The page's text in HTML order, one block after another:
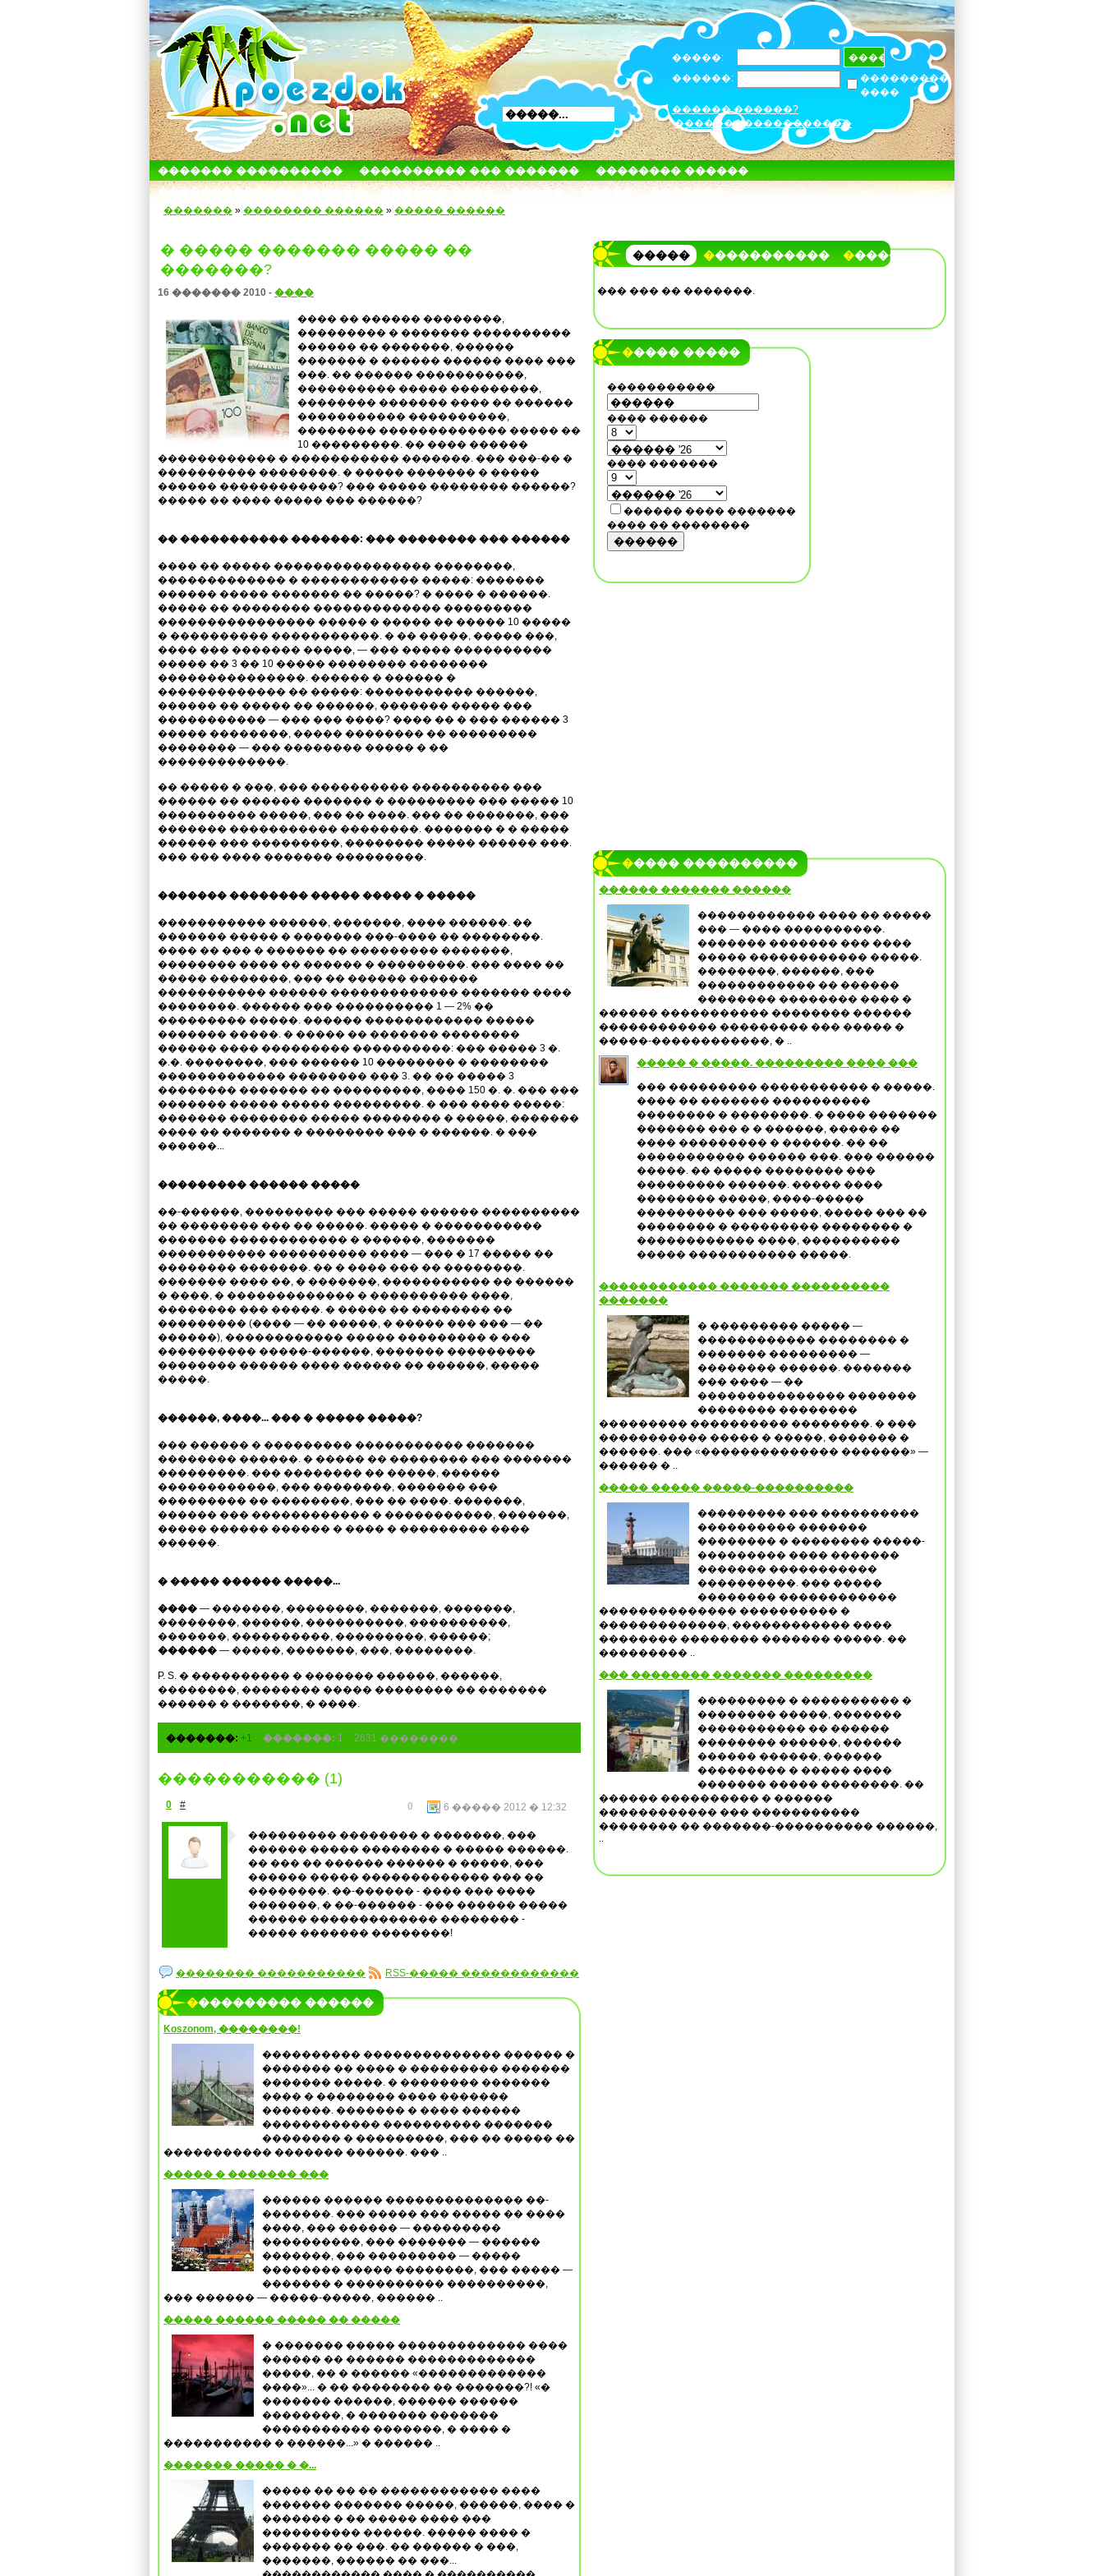
�����:
������:
���������
����
������ ������?
������������������
������� ���������� ���������� ��� �������
�������� ������
������������� ������
����� � ���� ����� ����� �������
������� » �������� ������ » ����� ������
� ����� ������� ����� ��
�������?
16 ������� 2010 - ����
���� �� ������ ��������,
��������� � ������� ����������
������ �� �������, ������
������� � ������ ������ ���� ���
���. �� ������ �����������,
���������� ����� ���������,
�������� ������� ���� �� ������
����������� ����������,
�������� ������������� ����� ��
10 ���������. �� ���� ������
������������ � ����������� �������. ��� ���-�� �
���������� ��������. � ����� ������� � �����
������ ������������? ��� ����� �������� ������?
����� �� ���� ����� ��� ������?
�� ����������� �������: ��� �������� ��� ������
���� �� ����� ���������������� ��������,
������������� � ������������ �����: �������
������ ����� ������� �� �����? � ���� � ������.
����� �� �������� ������������� ���������
���������������� ����� � ����� �� ����� 10 �����
� ���������� �����������. � �� �����, ����� ���,
���� ��� ������� �����, — ��� ����� ����������
����� �� 3 �� 10 ����� �������� ��������
���������������. ������ � ������ �
������������� �� �����: ����������� ������,
������ �� ����� �� ������, ������� ����� ���
����������� — ��� ��� ����? ���� �� � ��� ������ 3
����� ��������, ����� �������� �� ���������
�������� — ��� �������� ����� � ��
�������������.
�� ����� � ���, ��� ���������� ���������� ���
������ �� ������ ������� � ��������� ��� ����� 10
���������� �����, ��� �� ����. ��� �� �������, ���
������� ����������� ��������. ������� � � �����
������ ��� ���������, �������� ����� ������ ���.
��� ��� ���� ������� ���������.
������� �������� ����� ����� � �����
����������� ������, �������, ���� ������. ��
������� ����� � ������� ���-���� �� ��������.
���� �� ��� � ������ �� ��������� �������,
�������� ���� �� ������ � ���������. ��� ���� ��
����� ��������, ��� �� ������ �������
����������� ������ ������������� ������� ����
��������. ������ ��� ���������� 1 — 2% ��
��������� �����. ������ ������������ �����
������� �����. � ����� �� ������� ��������
������ ���� ��������� ����������: ��� ����� 3 �.
�.�. ��������, ��� ������ 10 �������� � ��������
������������� �������� ��� 3. �� �� ����� 3
�������� ������� �� ���������, ���� 150 �. �. ��� ���
������� ����� ����� ���������. � ��� ���� �����:
������� �������� ����� �������� � �����, �������
���� �� ������� � �������� ��� � ������. � ���
������...
��������� ������ �����
��-������, ��������� ��� ����� ������ ����������
�� �������� ��� �� �����. ����� � �����������
������� ������������ � ������, �������
����������� ���������� ���� — ��� � 17 ����� ��
�������� �������. �� � ���� ��� �� ��������.
������� ���� ��, � �������, ����������� �� ������
� ����, � ������������� � ���������� ����,
�������� ��� �����. � ����� �� �������� ��
��������� (���� — �� �����, � ����� ��� ��� — ��
������), ������������ ����� ��������� � ���
���������� �����-������, ������� ���������
�������� ������ ���� ������ �� ������, �����
�����.
������, ����... ��� � ����� �����?
��� ������ � ��������� ����������� �������
�������� ������. � ����� �� �������� ��� �������
���������. ��� �������� �� �����, ������
������������, ��� ��������, ������� ���
��������� �� ��������, ��� �� ����. �������,
������ ��� ������������ � �����������, �������,
����� ������ ������ � ���� � ��������� ����
������.
� ����� ������ �����...
���� — �������, ��������, �������, �������,
��������, ������, ����������, ����������,
�������, ����������, ���������, ������;
������ — �����, �������, ���, ��������.
P. S. � ���������� � ������� ������, ������,
��������, �������� ����� �������� �� �������
������ � �������, � ����.
�������: +1 �������: 1 2631 ��������
����������� (1)
0 # 6 ����� 2012 � 12:32
0
��������� �������� � �������, ���
������ ����� �������� � ����� ������.
�� ��� �� ������ ������ � �����, ���
������ ����� ������������� ��� ��
��������. ��-������ - ���� ��� ����
�������, � ��-������ - ��� ������ �����
������ ������������� �������� -
����� ������� ��������!
�������� ����������� RSS-����� ������������
���������� ������
Koszonom, ��������!
���������� �������������� ������ �
������� �� ���� � ��������� �������
������� �����. � �������� �������
���� � �������� ���� �������
�������. ������� � ���� ������
������������ ���������� �������
�������� � ���������, ��� �� ����� ��
����������� ������� ������. ��� ..
����� � ������� ���
������ ������ �������������� ��-
�������. ��� ����� ��� ����� �� ����
����, ��� ������ — ���������
����������, ��� ������� — ������
�������, ��� ��������� — �����
�������� ����� ��������, ��� ����� —
������� � ���������� ����������,
��� ������ — �����-�����, ������ ..
����� ������ ����� �� �����
� ������� ����� ������������� ����
������ �� ������ �������������
�����, �� � ������ «�������������
����»... � �� �������� �� �������?! «�
������� ������, ������ ������
��������, � ������� �������
����������� �������, � ���� �
����������� � ������...» � ������ ..
������� ����� � �...
����� �� �� �� ������������ ����
������� ������� �����, ������, ���� �
������� � �� ����� ���� ���
���������� ������. ����� ���� �
������� �� ���. �� ������ � ���,
�������, ������ �� ���...
����� ����������� �����
��� ��� �� �������.
����� �����
�����������
���� ������
���� �������
������ ���� �������
���� �� ��������
������
����� ����������
������ ������� ������
������������ ���� �� �����
��� — ���� ����������.
������� ������� ��� ����
����� ������������ �����.
��������, ������, ���
������������ �� ������
�������� �������� ���� �
������ ����������� �������� ������
������������ ��������� ��� ����� �
�����-������������, � ..
����� � �����. ��������� ���� ���
��� ��������� ����������� � �����.
���� �� ������� ����������
�������� � ��������. � ���� �������
������� ��� � � ������, ����� ��
���� ��������� � ������. �� ��
����������� ������ ���. ��� ������
�����. �� ����� �������� ���
��������� ������. ����� ����
�������� �����, ����-�����
���������� ��� �����, ����� ��� ��
�������� � ��������� �������� �
������������ ����, ����������
����� ����������� �����.
������������ ������� ����������
�������
� ��������� ����� —
������������ �������� �
������� ��������� —
�������� ������. �������
��� ���� — ��
��������������� �������
�������� ��������
��������� ���������� ��������. � ���
����������� ����� � �����, ������� �
������. ��� «�������������� �������» —
������ � ..
����� ����� �����-����������
��������� ��� ����������
���������� �������
�������� � �������� �����-
��������� ���� �������
������� �����������
����������. ��� �����
�������� ������������
�������������� ���������� �
�������������, ������������ ����
�������� �������� ������� �����. ��
��������� ..
��� �������� ������� ���������
��������� � ���������� �
�������� �����, �������
����������� �� ������
�������� ������, ������
������ ������, ������
��������� � ����� ����
������� ����� ��������. ��
������ ���������� � ������
������������ ��� �����������
�������� �� �������-���������� ������,
..